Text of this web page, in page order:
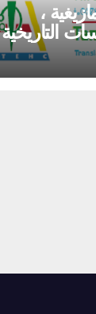
،
التاريخية